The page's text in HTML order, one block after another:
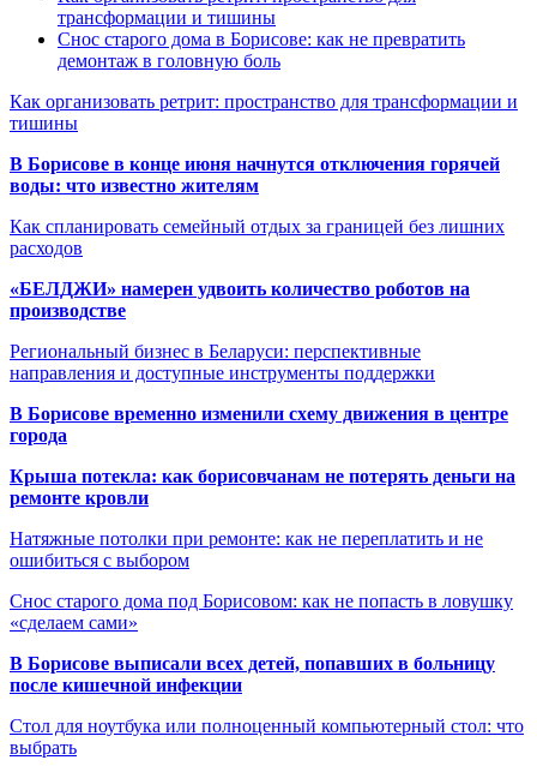
трансформации и тишины
Снос старого дома в Борисове: как не превратить
демонтаж в головную боль
Как организовать ретрит: пространство для трансформации и
тишины
В Борисове в конце июня начнутся отключения горячей
воды: что известно жителям
Как спланировать семейный отдых за границей без лишних
расходов
«БЕЛДЖИ» намерен удвоить количество роботов на
производстве
Региональный бизнес в Беларуси: перспективные
направления и доступные инструменты поддержки
В Борисове временно изменили схему движения в центре
города
Крыша потекла: как борисовчанам не потерять деньги на
ремонте кровли
Натяжные потолки при ремонте: как не переплатить и не
ошибиться с выбором
Снос старого дома под Борисовом: как не попасть в ловушку
«сделаем сами»
В Борисове выписали всех детей, попавших в больницу
после кишечной инфекции
Стол для ноутбука или полноценный компьютерный стол: что
выбрать